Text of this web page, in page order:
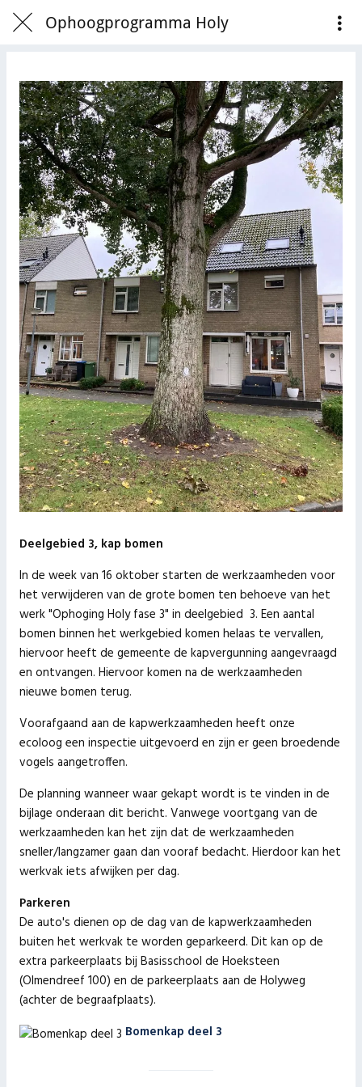
Ophoogprogramma Holy
Deelgebied 3, kap bomen
In de week van 16 oktober starten de werkzaamheden voor
het verwijderen van de grote bomen ten behoeve van het
werk "Ophoging Holy fase 3" in deelgebied 3. Een aantal
bomen binnen het werkgebied komen helaas te vervallen,
hiervoor heeft de gemeente de kapvergunning aangevraagd
en ontvangen. Hiervoor komen na de werkzaamheden
nieuwe bomen terug.
Voorafgaand aan de kapwerkzaamheden heeft onze
ecoloog een inspectie uitgevoerd en zijn er geen broedende
vogels aangetroffen.
De planning wanneer waar gekapt wordt is te vinden in de
bijlage onderaan dit bericht. Vanwege voortgang van de
werkzaamheden kan het zijn dat de werkzaamheden
sneller/langzamer gaan dan vooraf bedacht. Hierdoor kan het
werkvak iets afwijken per dag.
Parkeren
De auto's dienen op de dag van de kapwerkzaamheden
buiten het werkvak te worden geparkeerd. Dit kan op de
extra parkeerplaats bij Basisschool de Hoeksteen
(Olmendreef 100) en de parkeerplaats aan de Holyweg
(achter de begraafplaats).
Bomenkap deel 3